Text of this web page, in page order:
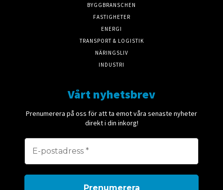
BYGGBRANSCHEN
FASTIGHETER
ENERGI
TRANSPORT & LOGISTIK
NÄRINGSLIV
INDUSTRI
Vårt nyhetsbrev
Prenumerera på oss för att ta emot våra senaste nyheter
direkt i din inkorg!